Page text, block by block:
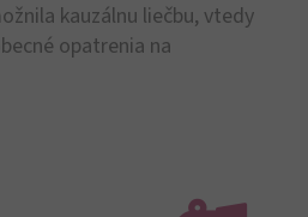
kauzálnu liečbu, vtedy
opatrenia na